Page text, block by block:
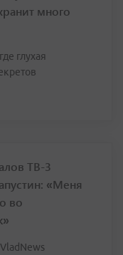
много
глухая
ТВ-3
«Меня
во